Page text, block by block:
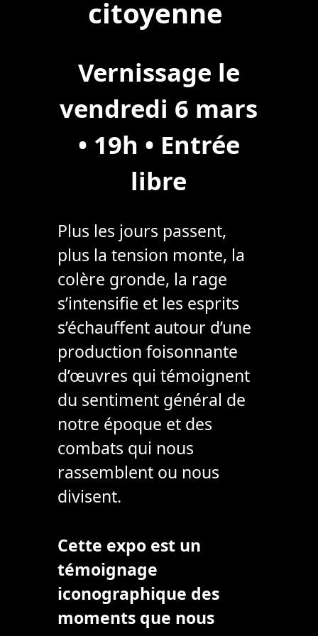
citoyenne
Vernissage le
vendredi 6 mars
• 19h • Entrée
libre
Plus les jours passent,
plus la tension monte, la
colère gronde, la rage
s’intensifie et les esprits
s’échauffent autour d’une
production foisonnante
d’œuvres qui témoignent
du sentiment général de
notre époque et des
combats qui nous
rassemblent ou nous
divisent.
Cette expo est un
témoignage
iconographique des
moments que nous